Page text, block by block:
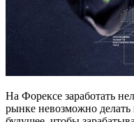
На Форексе заработать
рынке невозможно